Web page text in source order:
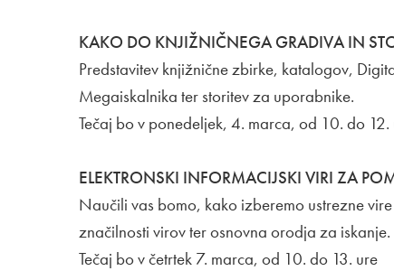
KAKO DO KNJIŽNIČNEGA GRADIVA IN
Predstavitev knjižnične zbirke, katalogov,
Megaiskalnika ter storitev za uporabnike.
Tečaj bo v ponedeljek, 4. marca, od 10. do 12.
ELEKTRONSKI INFORMACIJSKI VIRI ZA
Naučili vas bomo, kako izberemo ustrezne
značilnosti virov ter osnovna orodja za iskanje.
Tečaj bo v četrtek 7. marca, od 10. do 13. ure